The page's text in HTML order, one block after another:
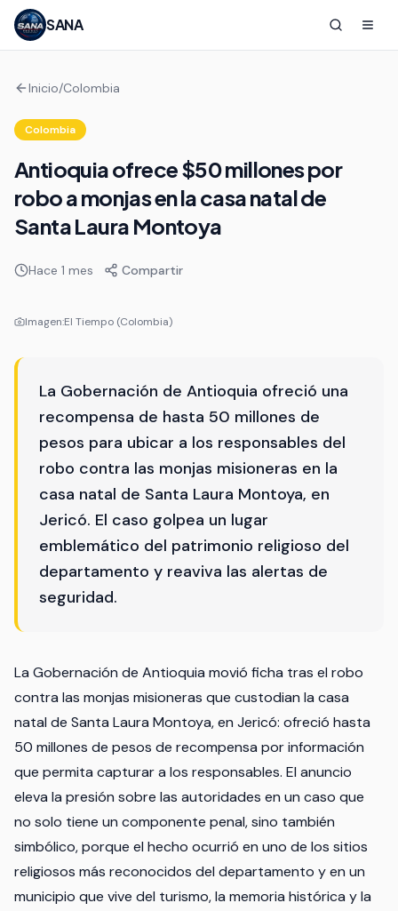
SANA
Inicio/Colombia
Colombia
Antioquia ofrece $50 millones por
robo a monjas en la casa natal de
Santa Laura Montoya
Hace 1 mes Compartir
Imagen:El Tiempo (Colombia)
La Gobernación de Antioquia ofreció una
recompensa de hasta 50 millones de
pesos para ubicar a los responsables del
robo contra las monjas misioneras en la
casa natal de Santa Laura Montoya, en
Jericó. El caso golpea un lugar
emblemático del patrimonio religioso del
departamento y reaviva las alertas de
seguridad.
La Gobernación de Antioquia movió ficha tras el robo
contra las monjas misioneras que custodian la casa
natal de Santa Laura Montoya, en Jericó: ofreció hasta
50 millones de pesos de recompensa por información
que permita capturar a los responsables. El anuncio
eleva la presión sobre las autoridades en un caso que
no solo tiene un componente penal, sino también
simbólico, porque el hecho ocurrió en uno de los sitios
religiosos más reconocidos del departamento y en un
municipio que vive del turismo, la memoria histórica y la